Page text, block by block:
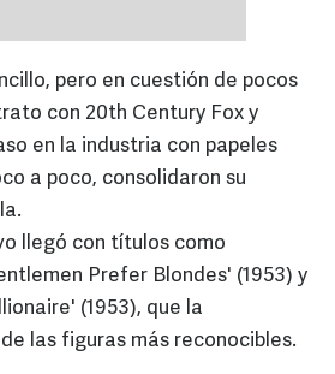
pero en cuestión de pocos
con 20th Century Fox y
en la industria con papeles
a poco, consolidaron su
llegó con títulos como
Prefer Blondes' (1953) y
(1953), que la
las figuras más reconocibles.